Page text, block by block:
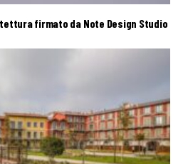
firmato da Note Design Studio